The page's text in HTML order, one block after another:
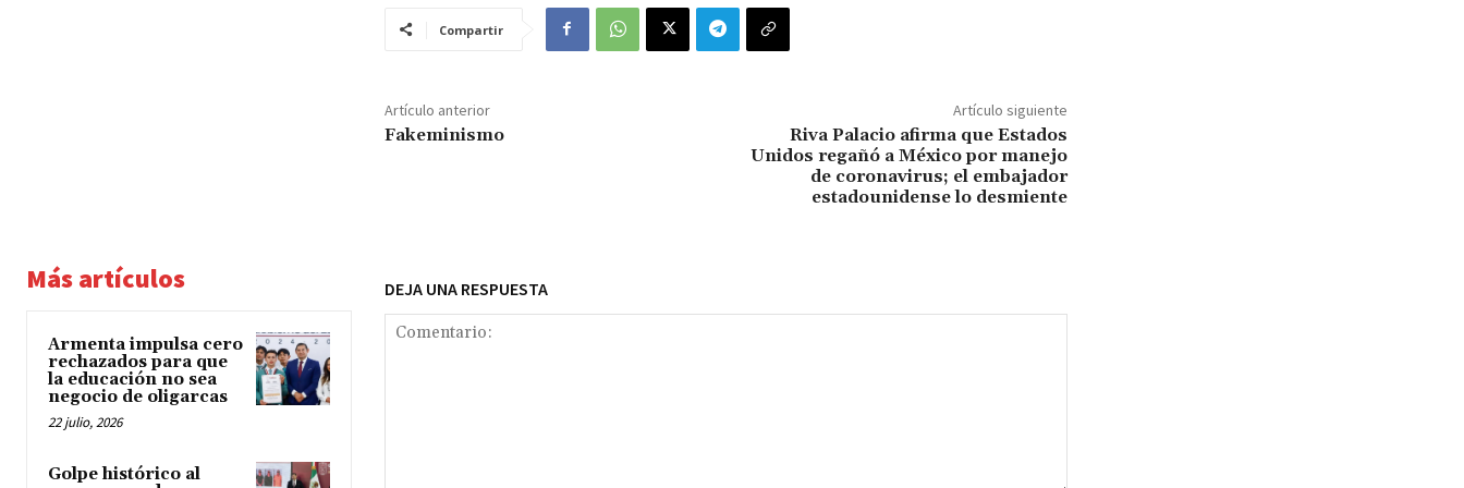
Compartir
Artículo anterior
Fakeminismo
Artículo siguiente
Riva Palacio afirma que Estados
Unidos regañó a México por manejo
de coronavirus; el embajador
estadounidense lo desmiente
Más artículos
Armenta impulsa cero
rechazados para que
la educación no sea
negocio de oligarcas
22 julio, 2026
Golpe histórico al
DEJA UNA RESPUESTA